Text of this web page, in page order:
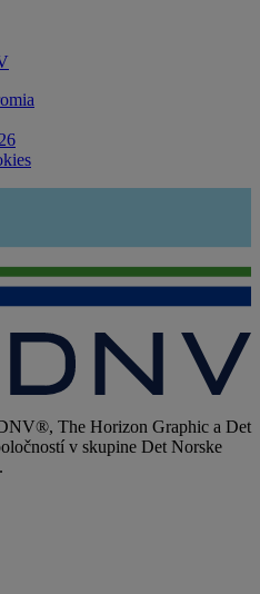
The Horizon Graphic a Det
v skupine Det Norske